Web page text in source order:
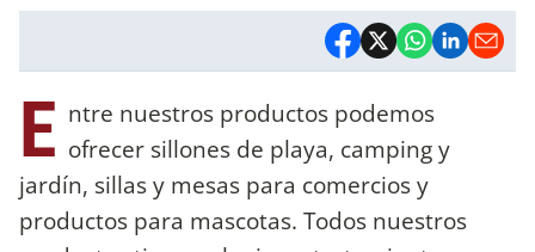
E ntre nuestros productos podemos
ofrecer sillones de playa, camping y
jardín, sillas y mesas para comercios y
productos para mascotas. Todos nuestros